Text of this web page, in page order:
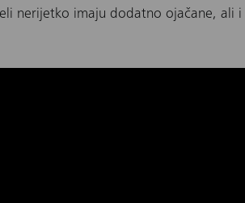
nerijetko imaju dodatno ojačane, ali